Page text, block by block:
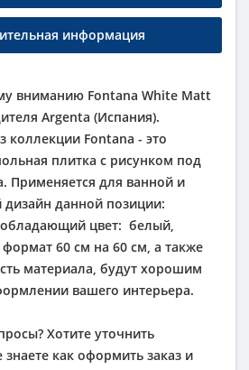
информация
вниманию Fontana White Matt
Argenta (Испания).
коллекции Fontana - это
плитка с рисунком под
Применяется для ванной и
дизайн данной позиции:
цвет: белый,
60 см на 60 см, а также
материала, будут хорошим
вашего интерьера.
Хотите уточнить
как оформить заказ и